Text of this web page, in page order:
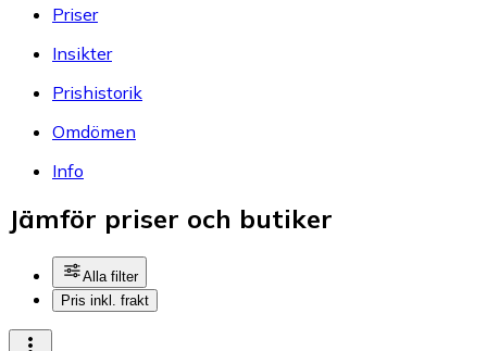
Priser
Insikter
Prishistorik
Omdömen
Info
Jämför priser och butiker
Alla filter
Pris inkl. frakt